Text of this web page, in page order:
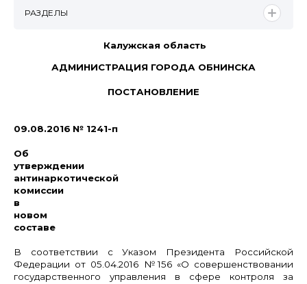
Калужская область
АДМИНИСТРАЦИЯ ГОРОДА ОБНИНСКА
ПОСТАНОВЛЕНИЕ
09.08.2016 № 1241-п
Об
утверждении
антинаркотической
комиссии
в
новом
составе
В соответствии с Указом Президента Российской
Федерации от 05.04.2016 №156 «О совершенствовании
государственного управления в сфере контроля за
РАЗДЕЛЫ